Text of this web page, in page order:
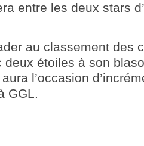
entre les deux stars
au classement des
deux étoiles à son
l’occasion
GGL.